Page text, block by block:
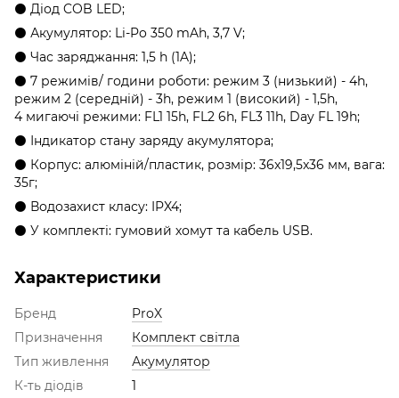
⚫ Діод COB LED;
⚫ Акумулятор: Li-Po 350 mAh, 3,7 V;
⚫ Час заряджання: 1,5 h (1A);
⚫ 7 режимів/ години роботи: режим 3 (низький) - 4h,
режим 2 (середній) - 3h, режим 1 (високий) - 1,5h,
4 мигаючі режими: FL1 15h, FL2 6h, FL3 11h, Day FL 19h;
⚫ Індикатор стану заряду акумулятора;
⚫ Корпус: алюміній/пластик, розмір: 36x19,5x36 мм, вага:
35г;
⚫ Водозахист класу: IPX4;
⚫ У комплекті: гумовий хомут та кабель USB.
Характеристики
Бренд
ProX
Призначення
Комплект світла
Тип живлення
Акумулятор
К-ть діодів
1